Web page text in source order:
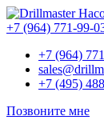
+7 (964) 771-99-
+7 (964)
+7 (495)
Позвоните мне